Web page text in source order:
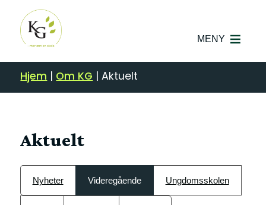
MENY
Hjem | Om KG |Aktuelt
Aktuelt
Nyheter Videregående Ungdomsskolen